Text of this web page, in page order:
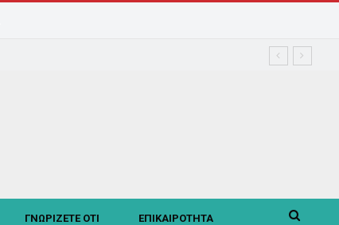
ΓΝΩΡΙΖΕΤΕ ΟΤΙ ΕΠΙΚΑΙΡΟΤΗΤΑ